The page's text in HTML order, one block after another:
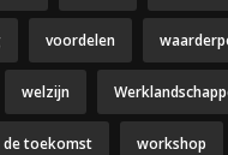
voordelen
welzijn
de toekomst workshop